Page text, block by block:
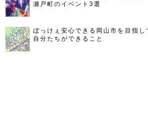
瀬戸町のイベント3選
ぼっけぇ安心できる岡山市を目指し
自分たちができること